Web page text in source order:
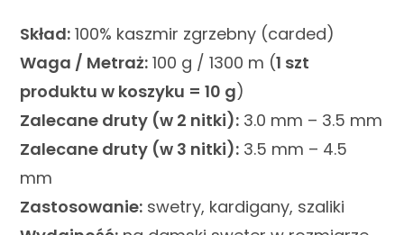
Skład: 100% kaszmir zgrzebny (carded)
Waga / Metraż: 100 g / 1300 m (1 szt
produktu w koszyku = 10 g)
Zalecane druty (w 2 nitki): 3.0 mm – 3.5 mm
Zalecane druty (w 3 nitki): 3.5 mm – 4.5
mm
Zastosowanie: swetry, kardigany, szaliki